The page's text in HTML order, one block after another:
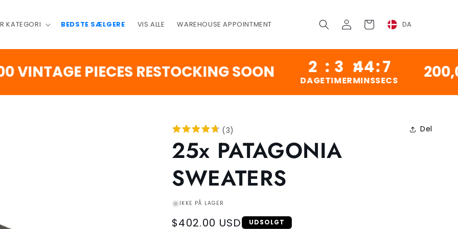
KATEGORI BEDSTE SÆLGERE VIS ALLE WAREHOUSE APPOINTMENT
Log
ind
Vogn DA
PIECES RESTOCKING SOON 2
DAGE
:
TIMER
44 :
MINS
6
SECS 200,000
(3) Del
25x PATAGONIA
SWEATERS
IKKE PÅ LAGER
Regular
$402.00 USD
UDSOLGT